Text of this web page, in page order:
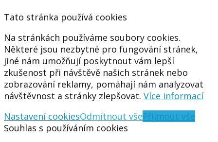
Tato stránka používá cookies
Na stránkách používáme soubory cookies.
Některé jsou nezbytné pro fungování stránek,
jiné nám umožňují poskytnout vám lepší
zkušenost při návštěvě našich stránek nebo
zobrazování reklamy, pomáhají nám analyzovat
návštěvnost a stránky zlepšovat. Více informací
Nastavení cookiesOdmítnout všePřijmout vše
Souhlas s používáním cookies